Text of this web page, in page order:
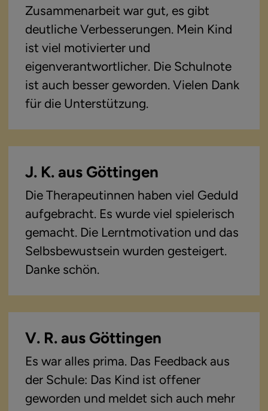
Zusammenarbeit war gut, es gibt
deutliche Verbesserungen. Mein Kind
ist viel motivierter und
eigenverantwortlicher. Die Schulnote
ist auch besser geworden. Vielen Dank
für die Unterstützung.
J. K. aus Göttingen
Die Therapeutinnen haben viel Geduld
aufgebracht. Es wurde viel spielerisch
gemacht. Die Lerntmotivation und das
Selbsbewustsein wurden gesteigert.
Danke schön.
V. R. aus Göttingen
Es war alles prima. Das Feedback aus
der Schule: Das Kind ist offener
geworden und meldet sich auch mehr